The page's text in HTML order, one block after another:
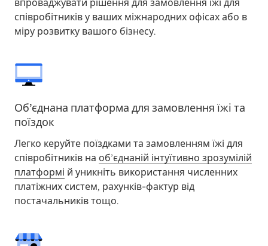
впроваджувати рішення для замовлення їжі для
співробітників у ваших міжнародних офісах або в
міру розвитку вашого бізнесу.
Об’єднана платформа для замовлення їжі та
поїздок
Легко керуйте поїздками та замовленням їжі для
співробітників на об’єднаній інтуїтивно зрозумілій
платформі й уникніть використання численних
платіжних систем, рахунків-фактур від
постачальників тощо.